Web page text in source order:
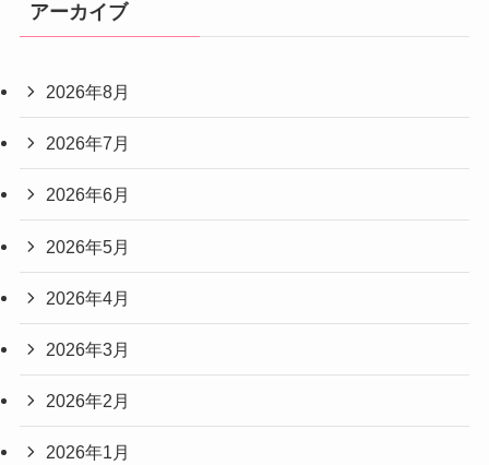
アーカイブ
2026年8月
2026年7月
2026年6月
2026年5月
2026年4月
2026年3月
2026年2月
2026年1月